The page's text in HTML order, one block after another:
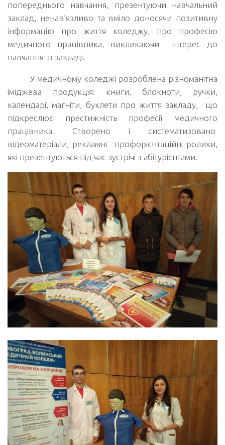
попереднього навчання, презентуючи навчальний
заклад, ненав’язливо та вміло доносячи позитивну
інформацію про життя коледжу, про професію
медичного працівника, викликаючи інтерес до
навчання в закладі.
У медичному коледжі розроблена різноманітна
іміджева продукція: книги, блокноти, ручки,
календарі, магніти, буклети про життя закладу, що
підкреслює престижність професії медичного
працівника. Створено і систематизовано
відеоматеріали, рекламні профорієнтаційні ролики,
які презентуються під час зустрічі з абітурієнтами.